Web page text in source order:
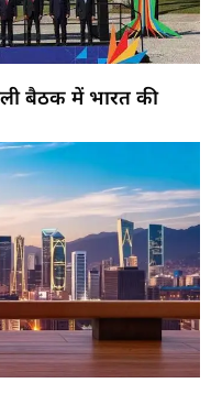
बैठक में भारत की